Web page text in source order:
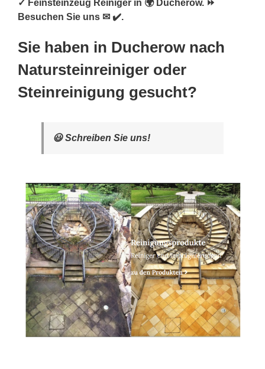
✓ Feinsteinzeug Reiniger in 🌍 Ducherow. ⏩
Besuchen Sie uns ✉ ✔️.
Sie haben in Ducherow nach
Natursteinreiniger oder
Steinreinigung gesucht?
😃 Schreiben Sie uns!